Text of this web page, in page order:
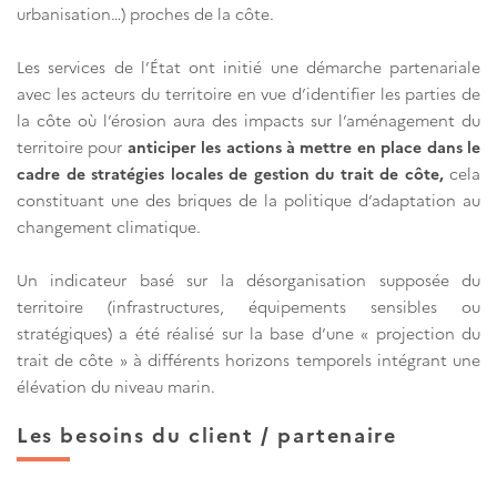
urbanisation…) proches de la côte.
Les services de l’État ont initié une démarche partenariale
avec les acteurs du territoire en vue d’identifier les parties de
la côte où l’érosion aura des impacts sur l’aménagement du
territoire pour anticiper les actions à mettre en place dans le
cadre de stratégies locales de gestion du trait de côte,cela
constituant une des briques de la politique d’adaptation au
changement climatique.
Un indicateur basé sur la désorganisation supposée du
territoire (infrastructures, équipements sensibles ou
stratégiques) a été réalisé sur la base d’une « projection du
trait de côte » à différents horizons temporels intégrant une
élévation du niveau marin.
Les besoins du client / partenaire